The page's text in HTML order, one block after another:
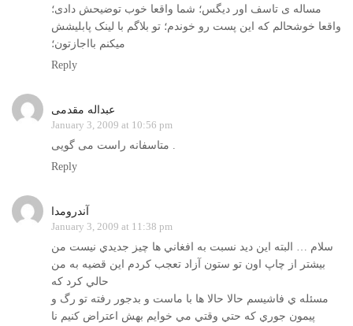
مساله ی تاسف اور دیگس؛ شما واقعا خوب توضیحش دادی؛
واقعا خوشحالم که این پست رو خوندم؛ تو بلاگم با لینک پابلیشش
میکنم بااجازتون؛
Reply
عبداله مقدمی
January 3, 2009 at 10:56 pm
Reply
آندرومدا
January 3, 2009 at 11:38 pm
سلام … البته اين ديد نسبت به افغاني ها چيز جديدي نيست من
بيشتر از چاپ اون تو ستون آزاد تعجب كردم اين قضيه به من
حالي كرد كه
مسئله ي فاشيسم حالا حالا ها با ماست و بدجور رفته تو رگ و
پيمون جوري كه حتي وقتي مي خوايم بهش اعتراض كنيم نا